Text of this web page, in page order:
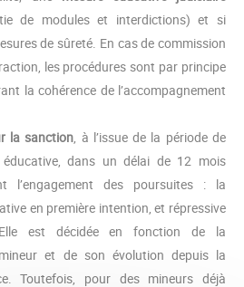
de modules et interdictions) et si
de sûreté. En cas de commission
les procédures sont par principe
la cohérence de l’accompagnement
la sanction, à l’issue de la période de
éducative, dans un délai de 12 mois
l’engagement des poursuites : la
en première intention, et répressive
est décidée en fonction de la
et de son évolution depuis la
Toutefois, pour des mineurs déjà